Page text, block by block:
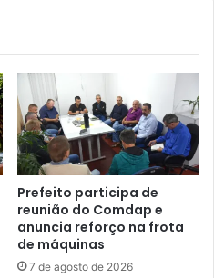
Prefeito participa de
reunião do Comdap e
anuncia reforço na frota
de máquinas
7 de agosto de 2026